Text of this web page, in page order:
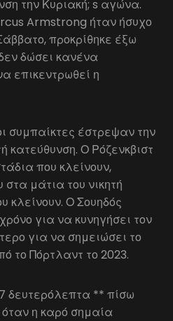
την Κυριακή; s αγώνα.
Armstrong ήταν ήσυχο
προκρίθηκε έξω
δώσει κανένα
επικεντρωθεί η
συμπαίκτες έστρεψαν την
κατεύθυνση. Ο Ρόζενκβιστ
που κλείνουν,
στα μάτια του νικητή
κλείνουν. Ο Σουηδός
για να κυνηγήσει τον
για να σημειώσει το
το Πόρτλαντ το 2023.
δευτερόλεπτα ** πίσω
η καρό σημαία